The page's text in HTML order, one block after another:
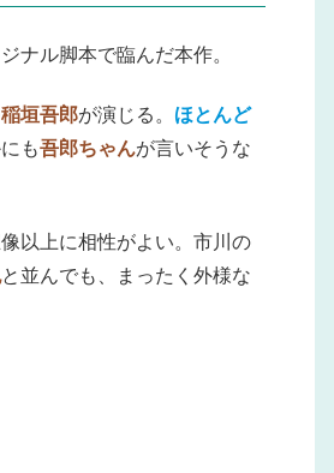
ナル脚本で臨んだ本作。
稲垣吾郎が演じる。 ほとんど
も吾郎ちゃんが言いそうな
以上に相性がよい。市川の
と並んでも、まったく外様な